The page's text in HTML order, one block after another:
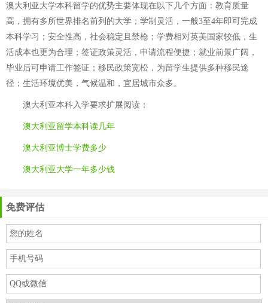
澳大利亚大学本科留学的优势主要体现在以下几个方面：教育质量
高，拥有多所世界排名前列的大学；学制灵活，一般3至4年即可完成
本科学习；安全性高，社会稳定且禁枪；学费相对英美国家较低，生
活成本也更为合理；签证政策灵活，申请流程便捷；就业前景广阔，
毕业后可申请工作签证；移民政策宽松，为留学生提供多种移民途
径；生活环境优美，气候温和，宜居城市众多。
澳大利亚本科入学要求扩展阅读：
澳大利亚留学本科读几年
澳大利亚博士学费多少
澳大利亚大学一年多少钱
免费评估